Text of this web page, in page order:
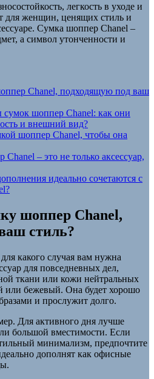
легкость в уходе и
для женщин, ценящих стиль и
Сумка шоппер Chanel –
а символ утонченности и
Chanel, подходящую под ваш
шоппер Chanel: как они
и внешний вид?
шоппер Chanel, чтобы она
– это не только аксессуар,
идеально сочетаются с
шоппер Chanel,
стиль?
какого случая вам нужна
для повседневных дел,
ткани или кожи нейтральных
или бежевый. Она будет хорошо
и прослужит долго.
Для активного дня лучше
большой вместимости. Если
минимализм, предпочтите
дополнят как офисные